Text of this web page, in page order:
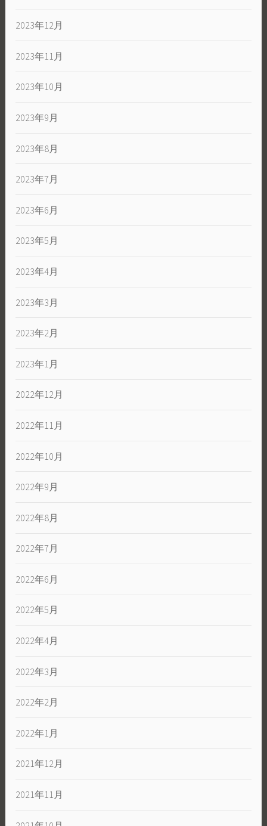
2023年12月
2023年11月
2023年10月
2023年9月
2023年8月
2023年7月
2023年6月
2023年5月
2023年4月
2023年3月
2023年2月
2023年1月
2022年12月
2022年11月
2022年10月
2022年9月
2022年8月
2022年7月
2022年6月
2022年5月
2022年4月
2022年3月
2022年2月
2022年1月
2021年12月
2021年11月